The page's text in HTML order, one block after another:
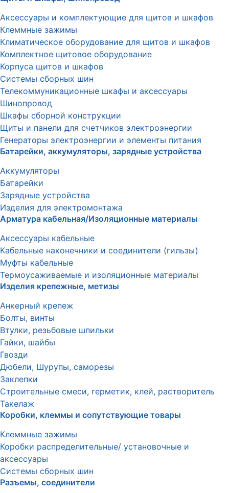
Аксессуары и комплектующие для щитов и шкафов
Клеммные зажимы
Климатическое оборудование для щитов и шкафов
Комплектное щитовое оборудование
Корпуса щитов и шкафов
Системы сборных шин
Телекоммуникационные шкафы и аксессуары
Шинопровод
Шкафы сборной конструкции
Щиты и панели для счетчиков электроэнергии
Генераторы электроэнергии и элементы питания
Батарейки, аккумуляторы, зарядные устройства
Аккумуляторы
Батарейки
Зарядные устройства
Изделия для электромонтажа
Арматура кабельная/Изоляционные материалы
Аксессуары кабельные
Кабельные наконечники и соединители (гильзы)
Муфты кабельные
Термоусаживаемые и изоляционные материалы
Изделия крепежные, метизы
Анкерный крепеж
Болты, винты
Втулки, резьбовые шпильки
Гайки, шайбы
Гвозди
Дюбели, Шурупы, саморезы
Заклепки
Строительные смеси, герметик, клей, растворитель
Такелаж
Коробки, клеммы и сопутствующие товары
Клеммные зажимы
Коробки распределительные/ установочные и
аксессуары
Системы сборных шин
Разъемы, соединители